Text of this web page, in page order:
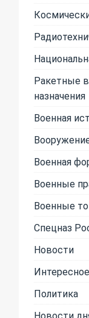
Ракетные
назначения
Военная
Военная
Военные
Военные
Спецназ
Новости
Интересное
Политика
Новости